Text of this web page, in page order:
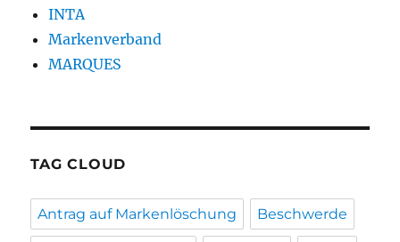
INTA
Markenverband
MARQUES
TAG CLOUD
Antrag auf Markenlöschung Beschwerde